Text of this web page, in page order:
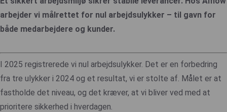
arbejder vi målrettet for nul arbejdsulykker – til gavn for
både medarbejdere og kunder.
I 2025 registrerede vi nul arbejdsulykker. Det er en forbedring
fra tre ulykker i 2024 og et resultat, vi er stolte af. Målet er at
fastholde det niveau, og det kræver, at vi bliver ved med at
prioritere sikkerhed i hverdagen.